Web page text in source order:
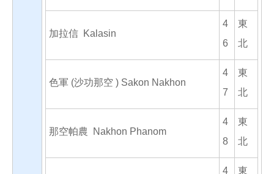
加拉信 Kalasin
4
6
東
北
色軍 (沙功那空 ) Sakon Nakhon
4
7
東
北
那空帕農 Nakhon Phanom
4
8
東
北
4
東